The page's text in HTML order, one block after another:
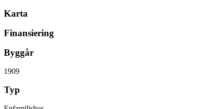
Karta
Finansiering
Byggår
1909
Typ